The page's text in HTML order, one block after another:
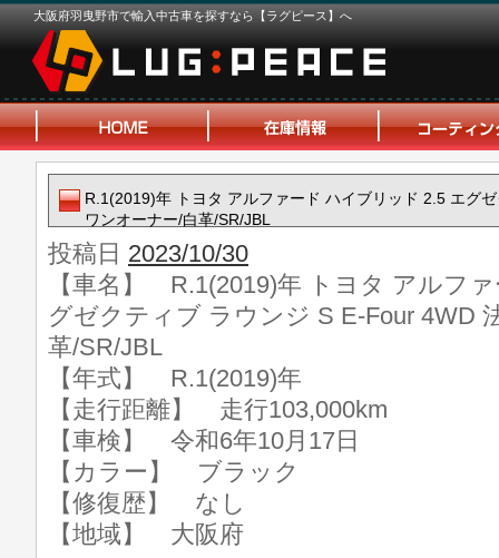
大阪府羽曳野市で輸入中古車を探すなら【ラグピース】へ
R.1(2019)年 トヨタ アルファード ハイブリッド 2.5 エグ
ワンオーナー/白革/SR/JBL
投稿日 2023/10/30
【車名】 R.1(2019)年 トヨタ アルフ
グゼクティブ ラウンジ S E-Four 4WD
革/SR/JBL
【年式】 R.1(2019)年
【走行距離】 走行103,000km
【車検】 令和6年10月17日
【カラー】 ブラック
【修復歴】 なし
【地域】 大阪府